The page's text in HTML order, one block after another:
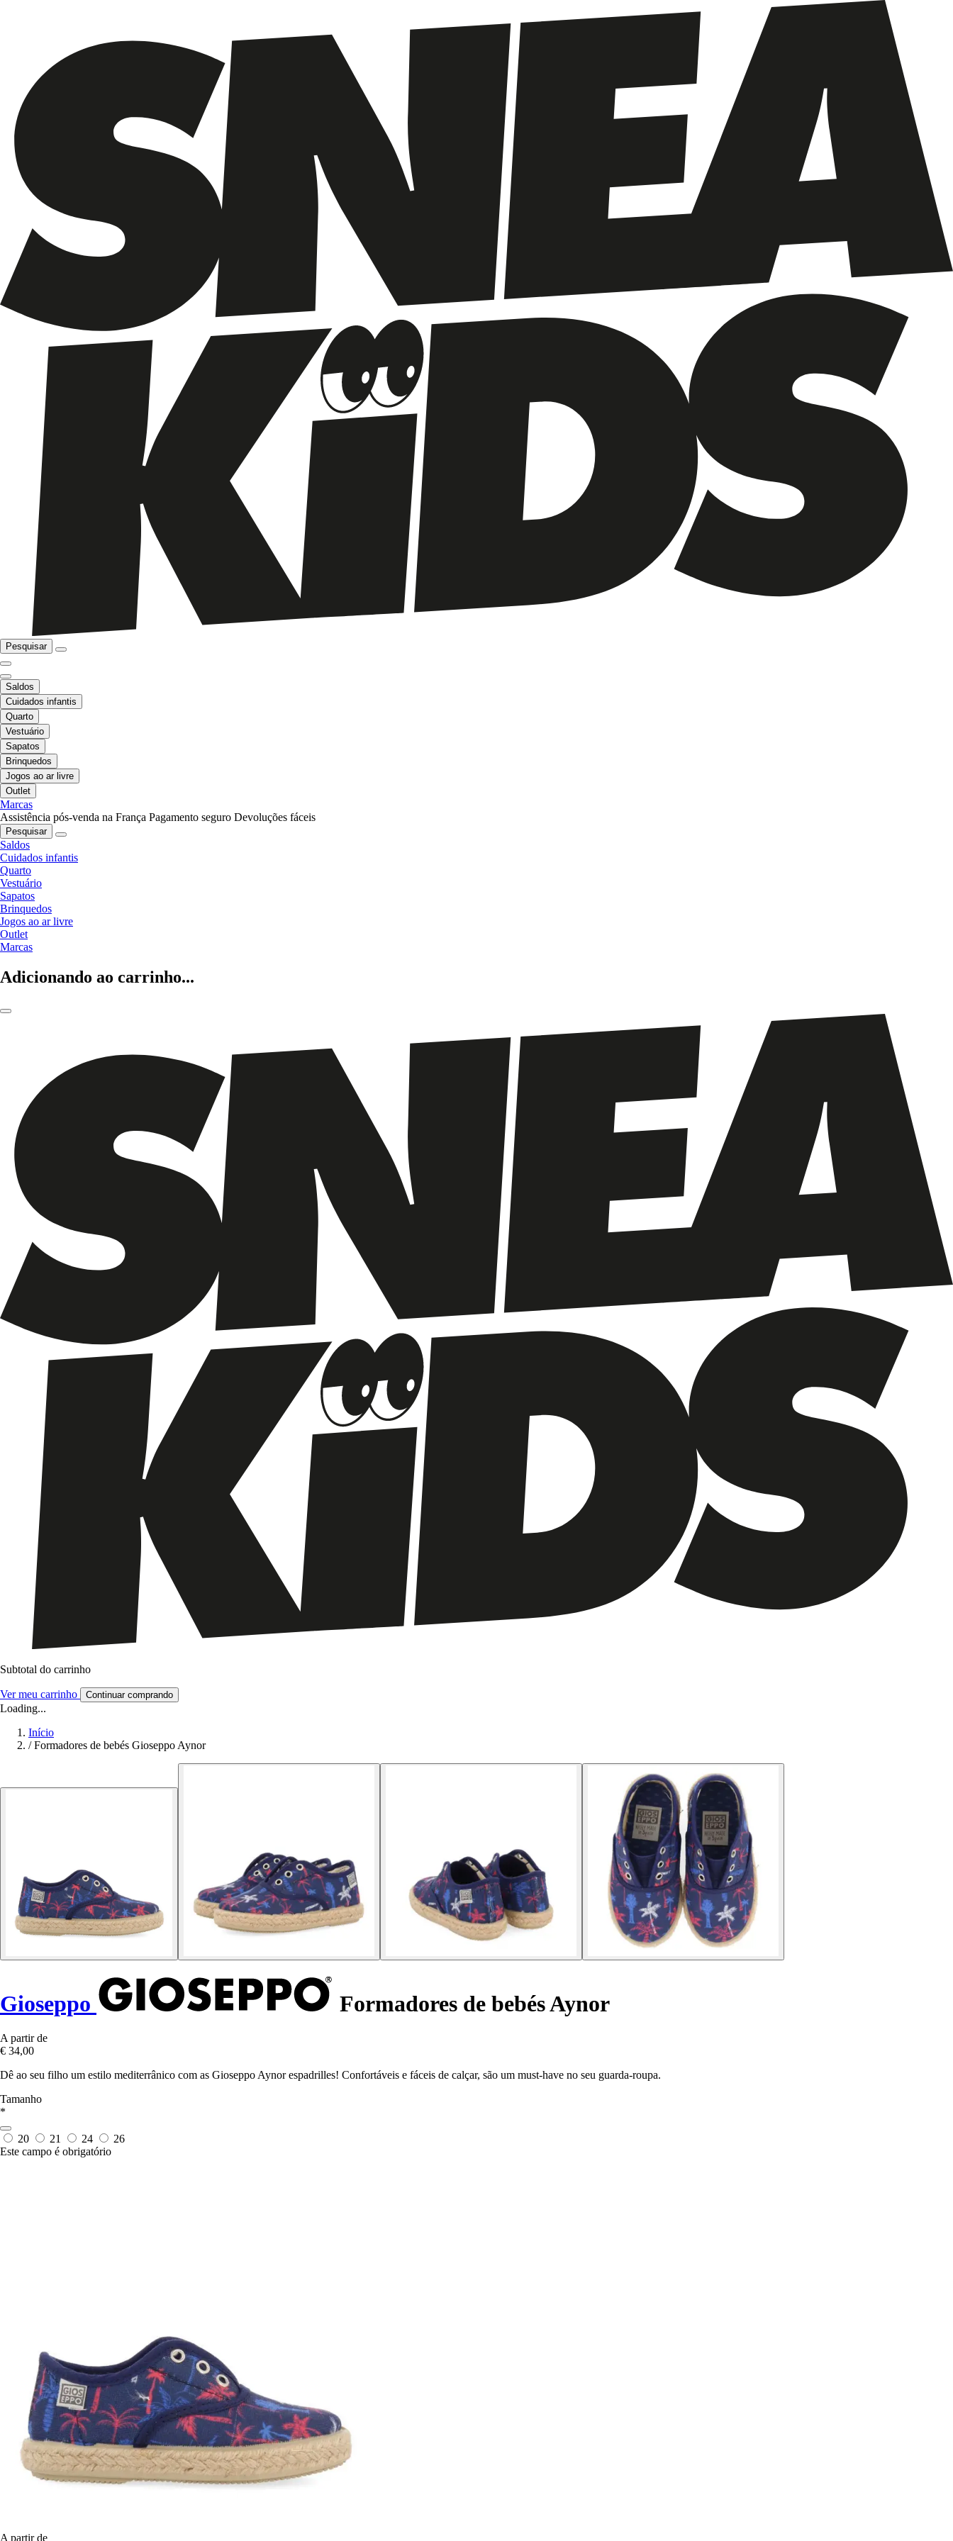
Pesquisar
Saldos
Cuidados infantis
Quarto
Vestuário
Sapatos
Brinquedos
Jogos ao ar livre
Outlet
Marcas
Assistência pós-venda na França Pagamento seguro Devoluções fáceis
Pesquisar
Saldos
Cuidados infantis
Quarto
Vestuário
Sapatos
Brinquedos
Jogos ao ar livre
Outlet
Marcas
Adicionando ao carrinho...
Subtotal do carrinho
Ver meu carrinho Continuar comprando
Loading...
Início
/ Formadores de bebés Gioseppo Aynor
Gioseppo Formadores de bebés Aynor
A partir de
€ 34,00
Dê ao seu filho um estilo mediterrânico com as Gioseppo Aynor espadrilles! Confortáveis e fáceis de calçar, são um must-have no seu guarda-roupa.
Tamanho
*
20 21 24
26
Este campo é obrigatório
A partir de